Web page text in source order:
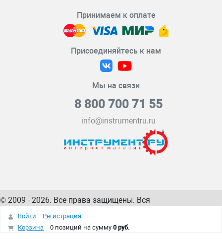
Принимаем к оплате
Присоединяйтесь к нам
Мы на связи
8 800 700 71 55
info@instrumentru.ru
© 2009 - 2026. Все права защищены. Вся
информация на сайте – собственность
интернет-магазина
Войти
Регистрация
Корзина
0 позиций на сумму 0 руб.